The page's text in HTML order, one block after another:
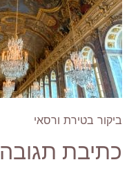
ביקור בטירת ורסאי
כתיבת תגובה